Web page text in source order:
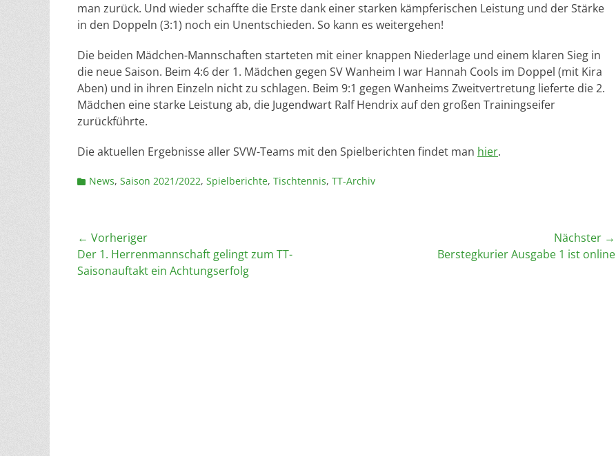
man zurück. Und wieder schaffte die Erste dank einer starken kämpferischen Leistung und der Stärke
in den Doppeln (3:1) noch ein Unentschieden. So kann es weitergehen!
Die beiden Mädchen-Mannschaften starteten mit einer knappen Niederlage und einem klaren Sieg in
die neue Saison. Beim 4:6 der 1. Mädchen gegen SV Wanheim I war Hannah Cools im Doppel (mit Kira
Aben) und in ihren Einzeln nicht zu schlagen. Beim 9:1 gegen Wanheims Zweitvertretung lieferte die 2.
Mädchen eine starke Leistung ab, die Jugendwart Ralf Hendrix auf den großen Trainingseifer
zurückführte.
Die aktuellen Ergebnisse aller SVW-Teams mit den Spielberichten findet man hier.
Kategorien
News, Saison 2021/2022, Spielberichte, Tischtennis, TT-Archiv
Beitragsnavigation
← Vorheriger
Vorheriger
Beitrag:
Der 1. Herrenmannschaft gelingt zum TT-
Saisonauftakt ein Achtungserfolg
Nächster →
Berstegkurier Ausgabe 1 ist online